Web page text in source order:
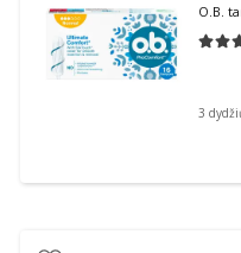
O.B.
3